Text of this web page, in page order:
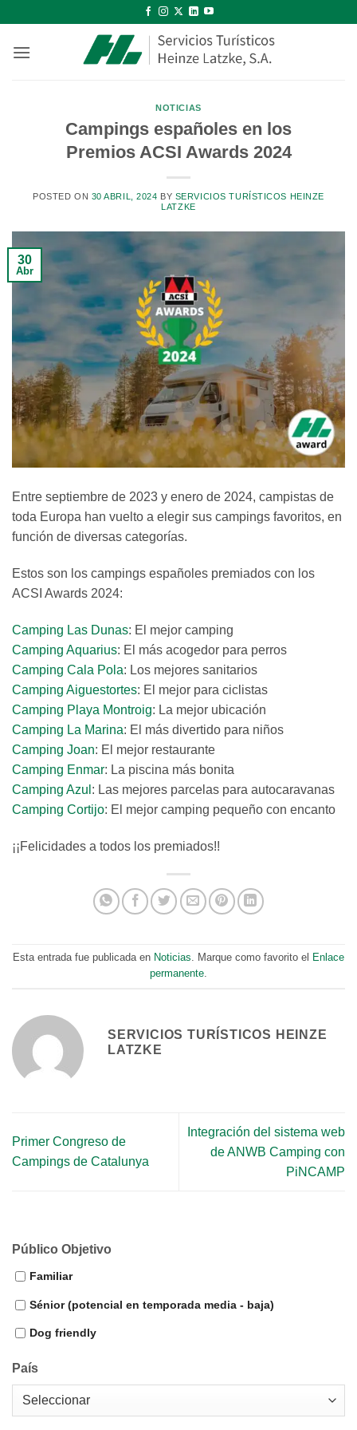
contenido
NOTICIAS
Campings españoles en los
Premios ACSI Awards 2024
POSTED ON 30 ABRIL, 2024 BY SERVICIOS TURÍSTICOS HEINZE
LATZKE
30
Abr
Entre septiembre de 2023 y enero de 2024, campistas de
toda Europa han vuelto a elegir sus campings favoritos, en
función de diversas categorías.
Estos son los campings españoles premiados con los
ACSI Awards 2024:
Camping Las Dunas: El mejor camping
Camping Aquarius: El más acogedor para perros
Camping Cala Pola: Los mejores sanitarios
Camping Aiguestortes: El mejor para ciclistas
Camping Playa Montroig: La mejor ubicación
Camping La Marina: El más divertido para niños
Camping Joan: El mejor restaurante
Camping Enmar: La piscina más bonita
Camping Azul : Las mejores parcelas para autocaravanas
Camping Cortijo: El mejor camping pequeño con encanto
¡¡Felicidades a todos los premiados!!
Esta entrada fue publicada en Noticias. Marque como favorito el Enlace
permanente.
SERVICIOS TURÍSTICOS HEINZE
LATZKE
Primer Congreso de
Campings de Catalunya
Integración del sistema web
de ANWB Camping con
PiNCAMP
Público Objetivo
Familiar
Sénior (potencial en temporada media - baja)
Dog friendly
País